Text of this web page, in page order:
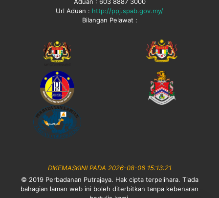
Url Aduan : http://ppj.spab.gov.my/
Bilangan Pelawat :
DIKEMASKINI PADA 2026-08-06 15:13:21
© 2019 Perbadanan Putrajaya. Hak cipta terpelihara. Tiada
bahagian laman web ini boleh diterbitkan tanpa kebenaran